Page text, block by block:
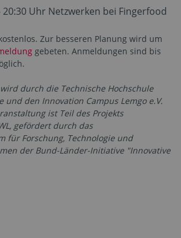
20:30 Uhr Netzwerken bei Fingerfood
Zur besseren Planung wird um
gebeten. Anmeldungen sind bis
durch die Technische Hochschule
und den Innovation Campus Lemgo e.V.
ist Teil des Projekts
gefördert durch das
für Forschung, Technologie und
der Bund-Länder-Initiative "Innovative